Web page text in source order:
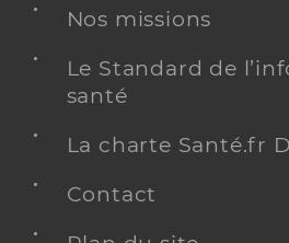
Nos missions
Le Standard de
santé
La charte Santé.fr
Contact